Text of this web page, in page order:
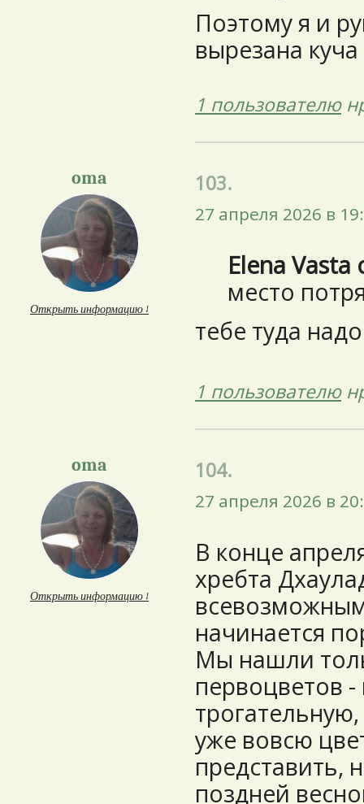
Поэтому я и
вырезана
1 пользователю
oma
Открыть информацию ↓
103.
27 апреля 2026 в
Elena Vasta
место
тебе туда
1 пользователю
oma
Открыть информацию ↓
104.
27 апреля 2026 в
В конце
хребта
начинается
Мы нашли
первоцветов -
уже вовсю
представить,
поздней